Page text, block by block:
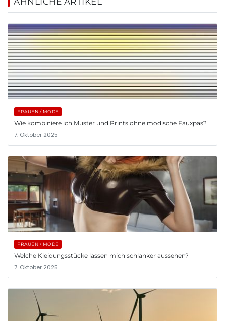
FRAUEN / MODE
Wie kombiniere ich Muster und Prints ohne modische Fauxpas?
7. Oktober 2025
FRAUEN / MODE
Welche Kleidungsstücke lassen mich schlanker aussehen?
7. Oktober 2025